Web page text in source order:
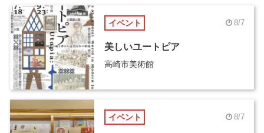
イベント 8/7
美しいユートピア
高崎市美術館
イベント 8/7